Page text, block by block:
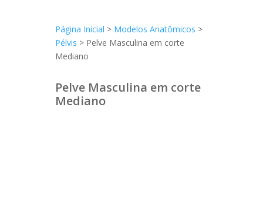
Página Inicial > Modelos Anatômicos >
Pélvis > Pelve Masculina em corte
Mediano
Pelve Masculina em corte
Mediano